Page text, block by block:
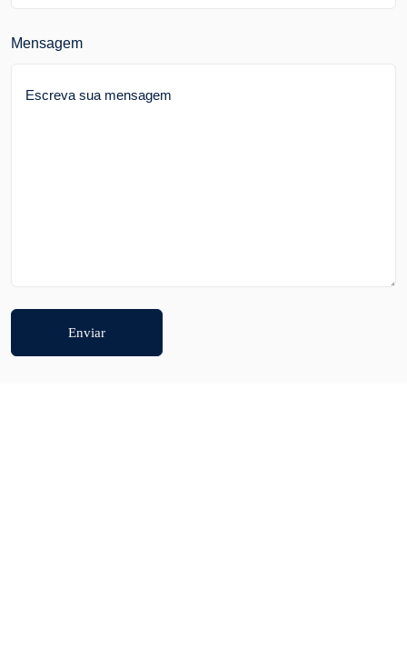
Mensagem
Enviar